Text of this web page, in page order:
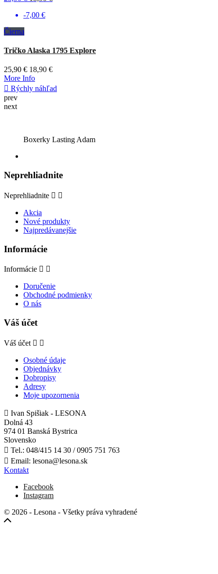
prev
next
Boxerky Lasting Adam
Neprehliadnite
Neprehliadnite  
Akcia
Nové produkty
Najpredávanejšie
Informácie
Informácie  
Doručenie
Obchodné podmienky
O nás
Váš účet
Váš účet  
Osobné údaje
Objednávky
Dobropisy
Adresy
Moje upozornenia
 Ivan Spišiak - LESONA
Dolná 43
974 01 Banská Bystrica
Slovensko
 Tel.: 048/415 14 30 / 0905 751 763
 Email: lesona@lesona.sk
Kontakt
Facebook
Instagram
© 2026 - Lesona - Všetky práva vyhradené